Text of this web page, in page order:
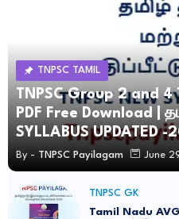
TNPSC TAMIL
TNPSC Group 2 and
PDF Free Download
SYLLABUS UPDATED -
By - TNPSC Payilagam June
TNPSC GK
Tamil Nadu